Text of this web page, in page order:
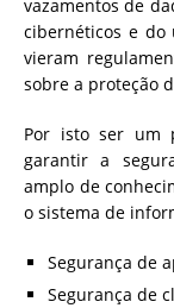
vazamentos de
cibernéticos e do
vieram
sobre a proteção
Por isto ser um
garantir a
amplo de
o sistema de
Segurança de
Segurança de